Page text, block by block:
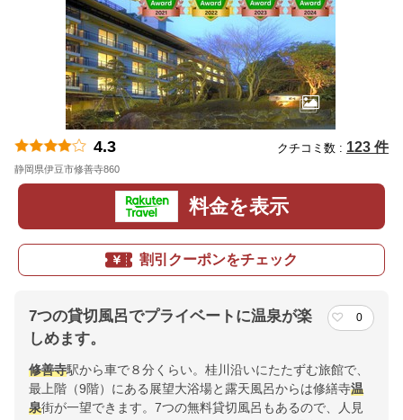
4.3 クチコミ数 : 123 件
静岡県伊豆市修善寺860
料金を表示
割引クーポンをチェック
7つの貸切風呂でプライベートに温泉が楽
しめます。
0
修善寺駅から車で８分くらい。桂川沿いにたたずむ旅館で、
最上階（9階）にある展望大浴場と露天風呂からは修繕寺温
泉街が一望できます。7つの無料貸切風呂もあるので、人見